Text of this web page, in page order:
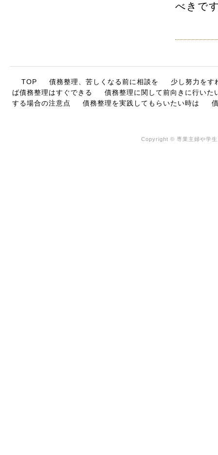
べきで
TOP 債務整理、苦しくなる前に相談を
少し努力をす
ば債務整理はすぐできる
債務整理に関して前向きに行いた
する場合の注意点
債務整理を実践してもらいたい時は
Copyright © 専業主婦や学